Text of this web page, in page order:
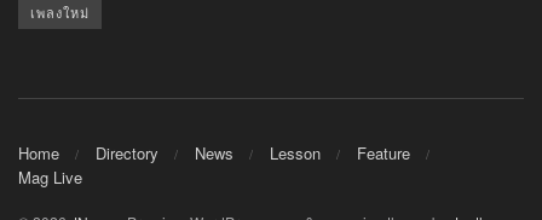
เพลงใหม่
Home Directory News Lesson
Feature
Mag Live